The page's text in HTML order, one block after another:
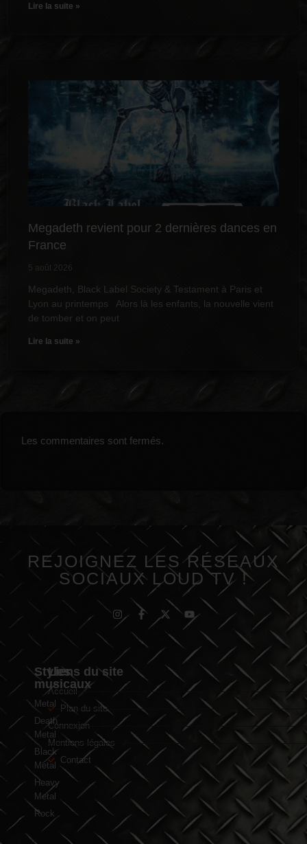
Lire la suite »
Megadeth revient pour 2 dernières dances en
France
5 août 2026
Megadeth, Black Label Society & Testament à Paris et
Lyon au printemps Alors là les enfants, la nouvelle vient
de tomber et on peut
Lire la suite »
Les commentaires sont fermés.
REJOIGNEZ LES RÉSEAUX
SOCIAUX LOUD TV !
Styles
musicaux
Metal
Death
Metal
Black
Metal
Heavy
Metal
Rock
Liens du site
Accueil
Plan du site
Connexion
Mentions légales
Contact